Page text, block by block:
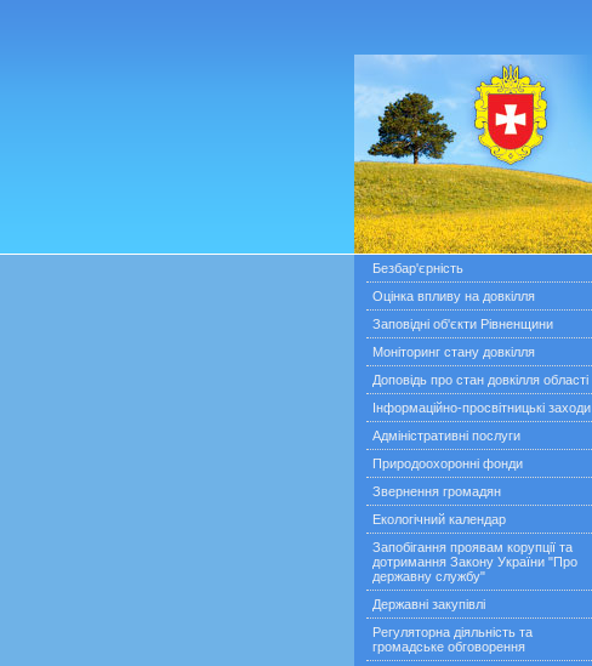
Безбар'єрність
Оцінка впливу на довкілля
Заповідні об'єкти Рівненщини
Моніторинг стану довкілля
Доповідь про стан довкілля області
Інформаційно-просвітницькі заходи
Адміністративні послуги
Природоохоронні фонди
Звернення громадян
Екологічний календар
Запобігання проявам корупції та
дотримання Закону України "Про
державну службу"
Державні закупівлі
Регуляторна діяльність та
громадське обговорення